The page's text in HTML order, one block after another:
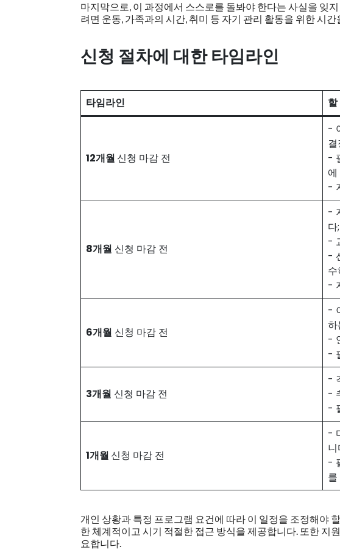
마지막으로, 이 과정에서 스스로를 돌봐야 한다는 사실을 잊
려면 운동, 가족과의 시간, 취미 등 자기 관리 활동을 위한 시
신청 절차에 대한 타임라인
타임라인
12개월 신청 마감 전
-
-
-
8개월 신청 마감 전
-
다;
-
-
-
6개월 신청 마감 전
-
하
-
-
3개월 신청 마감 전
-
-
-
1개월 신청 마감 전
-
니
-
개인 상황과 특정 프로그램 요건에 따라 이 일정을 조정해야
한 체계적이고 시기 적절한 접근 방식을 제공합니다. 또한 지
요합니다.